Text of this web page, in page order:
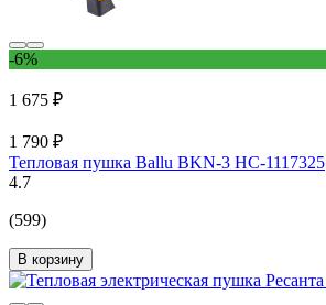
-6%
1 675 ₽
1 790 ₽
Тепловая пушка Ballu BKN-3 НС-1117325
4.7
(599)
В корзину